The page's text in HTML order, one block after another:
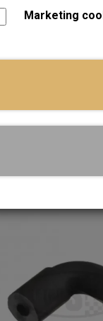
Hurtig
Se
dig
Priser er
Marketing